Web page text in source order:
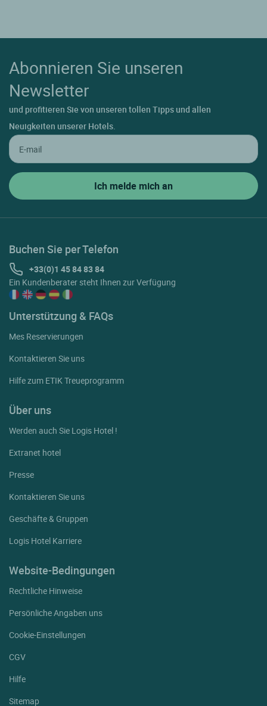
Abonnieren Sie unseren
Newsletter
und profitieren Sie von unseren tollen Tipps und allen
Neuigkeiten unserer Hotels.
Buchen Sie per Telefon
+33(0)1 45 84 83 84
Ein Kundenberater steht Ihnen zur Verfügung
Unterstützung & FAQs
Mes Reservierungen
Kontaktieren Sie uns
Hilfe zum ETIK Treueprogramm
Über uns
Werden auch Sie Logis Hotel !
Extranet hotel
Presse
Kontaktieren Sie uns
Geschäfte & Gruppen
Logis Hotel Karriere
Website-Bedingungen
Rechtliche Hinweise
Persönliche Angaben uns
Cookie-Einstellungen
CGV
Hilfe
Sitemap